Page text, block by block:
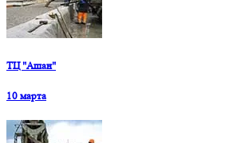
ТЦ "Ашан"
10 марта